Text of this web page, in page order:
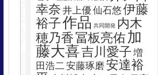
幸奈井上優仙石悠伊藤
裕子作品 共同開発 内木
穂乃香冨板亮佑 加
藤大喜吉川愛子増
田浩二安藤琢磨 安達裕